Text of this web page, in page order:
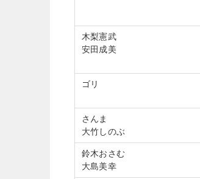
木梨憲武
安田成美
ゴリ
さんま
大竹しのぶ
鈴木おさむ
大島美幸